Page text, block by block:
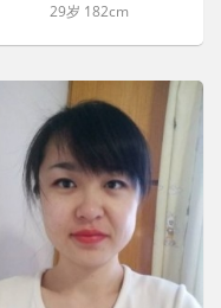
29岁 182cm